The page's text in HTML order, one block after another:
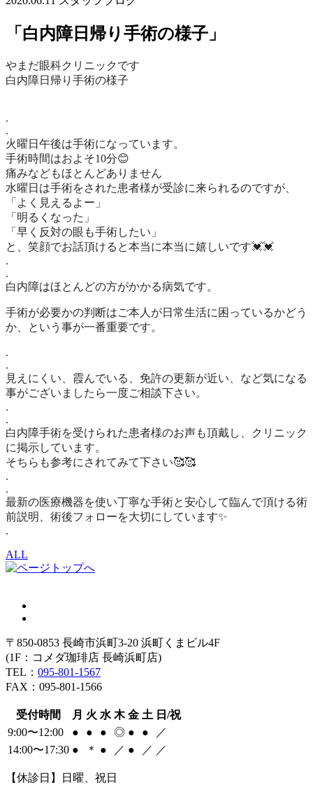
「白内障日帰り手術の様子」
やまだ眼科クリニックです
白内障日帰り手術の様子
.
.
火曜日午後は手術になっています。
手術時間はおよそ10分😊
痛みなどもほとんどありません
水曜日は手術をされた患者様が受診に来られるのですが、
「よく見えるよー」
「明るくなった」
「早く反対の眼も手術したい」
と、笑顔でお話頂けると本当に本当に嬉しいです💓💓
.
.
白内障はほとんどの方がかかる病気です。
手術が必要かの判断はご本人が日常生活に困っているかどう
か、
という事が一番重要です。
.
.
見えにくい、霞んでいる、免許の更新が近い、など気になる
事がございましたら一度ご相談下さい。
.
.
白内障手術を受けられた患者様のお声も頂戴し、クリニック
に掲示しています。
そちらも参考にされてみて下さい🥰🥰
.
.
最新の医療機器を使い丁寧な手術と安心して臨んで頂ける術
前説明、術後フォローを大切にしています✨
.
ALL
〒850-0853 長崎市浜町3-20 浜町くまビル4F
(1F：コメダ珈琲店 長崎浜町店)
TEL： 095-801-1567
FAX：095-801-1566
受付時間 月 火 水 木 金 土 日/祝
9:00〜12:00
● ● ● ◎ ● ●
／
14:00〜17:30 ● ＊ ● ／ ● ／ ／
【休診日】日曜、祝日